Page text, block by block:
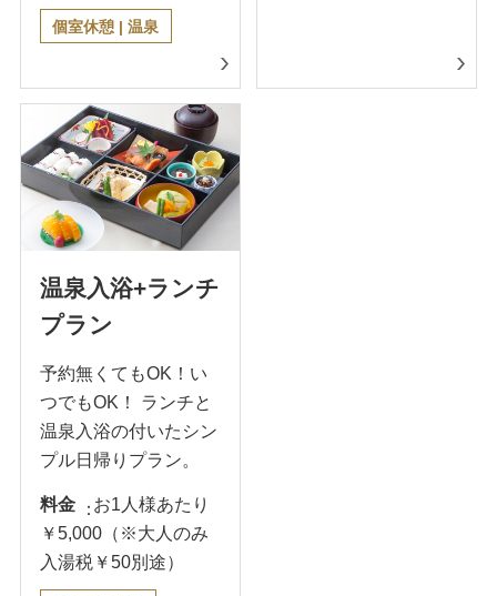
個室休憩 | 温泉
温泉入浴+ランチ
プラン
予約無くてもOK！い
つでもOK！ ランチと
温泉入浴の付いたシン
プル日帰りプラン。
料金
お1人様あたり
￥5,000（※大人のみ
入湯税￥50別途）